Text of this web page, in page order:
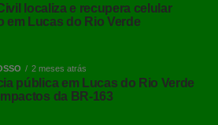
localiza e recupera celular
em Lucas do Rio Verde
2 meses atrás
pública em Lucas do Rio Verde
da BR-163